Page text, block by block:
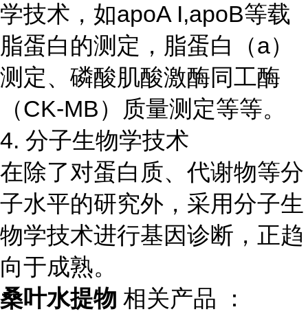
学技术，如apoA I,apoB等载
脂蛋白的测定，脂蛋白（a）
测定、磷酸肌酸激酶同工酶
（CK-MB）质量测定等等。
4. 分子生物学技术
在除了对蛋白质、代谢物等分
子水平的研究外，采用分子生
物学技术进行基因诊断，正趋
向于成熟。
桑叶水提物 相关产品 ：